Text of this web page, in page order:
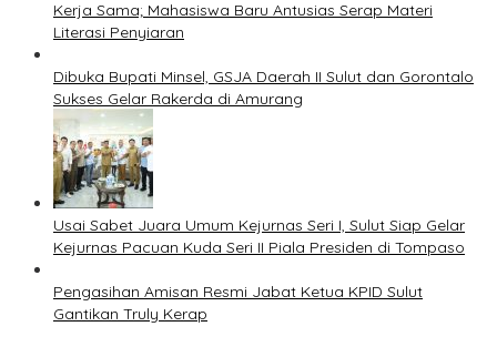
Kerja Sama; Mahasiswa Baru Antusias Serap Materi
Literasi Penyiaran
Dibuka Bupati Minsel, GSJA Daerah II Sulut dan Gorontalo
Sukses Gelar Rakerda di Amurang
Usai Sabet Juara Umum Kejurnas Seri I, Sulut Siap Gelar
Kejurnas Pacuan Kuda Seri II Piala Presiden di Tompaso
Pengasihan Amisan Resmi Jabat Ketua KPID Sulut
Gantikan Truly Kerap